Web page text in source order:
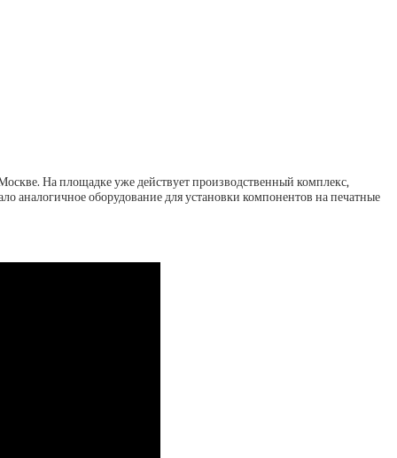
На площадке уже действует производственный комплекс,
аналогичное оборудование для установки компонентов на печатные